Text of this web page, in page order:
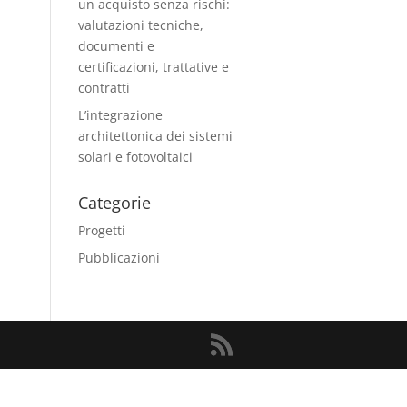
un acquisto senza rischi:
valutazioni tecniche,
documenti e
certificazioni, trattative e
contratti
L’integrazione
architettonica dei sistemi
solari e fotovoltaici
Categorie
Progetti
Pubblicazioni